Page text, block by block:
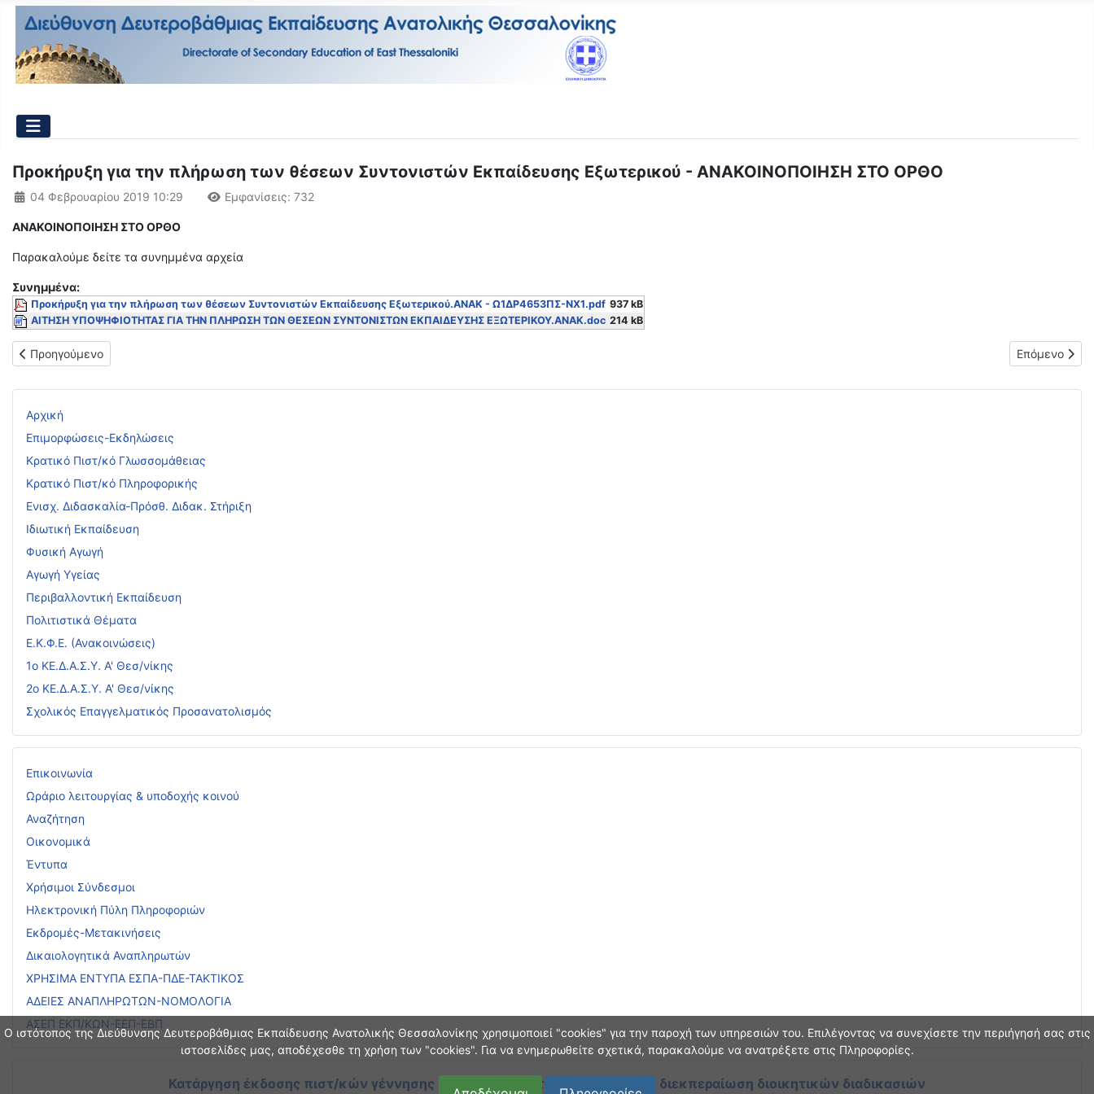
Ο ιστότοπος της Διεύθυνσης Δευτεροβάθμιας Εκπαίδευσης Ανατολικής Θεσσαλονίκης χρησιμοποιεί "cookies" για την παροχή των υπηρεσιών του. Επιλέγοντας να συνεχίσετε την περιήγησή σας στις
ιστοσελίδες μας, αποδέχεσθε τη χρήση των "cookies". Για να ενημερωθείτε σχετικά, παρακαλούμε να ανατρέξετε στις Πληροφορίες.
Αρχική
Επιμορφώσεις-Εκδηλώσεις
Κρατικό Πιστ/κό Γλωσσομάθειας
Κρατικό Πιστ/κό Πληροφορικής
Ενισχ. Διδασκαλία-Πρόσθ. Διδακ. Στήριξη
Ιδιωτική Εκπαίδευση
Φυσική Αγωγή
Αγωγή Υγείας
Περιβαλλοντική Εκπαίδευση
Πολιτιστικά Θέματα
Ε.Κ.Φ.Ε. (Ανακοινώσεις)
1ο ΚΕ.Δ.Α.Σ.Υ. Α' Θεσ/νίκης
2ο ΚΕ.Δ.Α.Σ.Υ. Α' Θεσ/νίκης
Σχολικός Επαγγελματικός Προσανατολισμός
Επικοινωνία
Ωράριο λειτουργίας & υποδοχής κοινού
Αναζήτηση
Οικονομικά
Έντυπα
Χρήσιμοι Σύνδεσμοι
Ηλεκτρονική Πύλη Πληροφοριών
Εκδρομές-Μετακινήσεις
Δικαιολογητικά Αναπληρωτών
ΧΡΗΣΙΜΑ ΕΝΤΥΠΑ ΕΣΠΑ-ΠΔΕ-ΤΑΚΤΙΚΟΣ
ΑΔΕΙΕΣ ΑΝΑΠΛΗΡΩΤΩΝ-ΝΟΜΟΛΟΓΙΑ
ΑΣΕΠ ΕΚΠ/ΚΩΝ-ΕΕΠ-ΕΒΠ
Κατάργηση έκδοσης πιστ/κών γέννησης και οικογεν. κατάστασης κατά τη διεκπεραίωση διοικητικών διαδικασιών
Προκήρυξη για την πλήρωση των θέσεων Συντονιστών Εκπαίδευσης Εξωτερικού - ΑΝΑΚΟΙΝΟΠΟΙΗΣΗ ΣΤΟ ΟΡΘΟ
Λεπτομέρειες
04 Φεβρουαρίου 2019 10:29 Εμφανίσεις: 732
ΑΝΑΚΟΙΝΟΠΟΙΗΣΗ ΣΤΟ ΟΡΘΟ
Παρακαλούμε δείτε τα συνημμένα αρχεία
Συνημμένα:
Προκήρυξη για την πλήρωση των θέσεων Συντονιστών Εκπαίδευσης Εξωτερικού.ΑΝΑΚ - Ω1ΔΡ4653ΠΣ-ΝΧ1.pdf 937 kB
ΑΙΤΗΣΗ ΥΠΟΨΗΦΙΟΤΗΤΑΣ ΓΙΑ ΤΗΝ ΠΛΗΡΩΣΗ ΤΩΝ ΘΕΣΕΩΝ ΣΥΝΤΟΝΙΣΤΩΝ ΕΚΠΑΙΔΕΥΣΗΣ ΕΞΩΤΕΡΙΚΟΥ.ΑΝΑΚ.doc 214 kB
Προηγούμενο άρθρο: Προκήρυξη για την κάλυψη κενών θέσεων διδακτικού προσωπικού στα Ευρωπαϊκά Σχολεία για το σχολικό έτος 2019-2020
Προηγούμενο Επόμενο
Επόμενο